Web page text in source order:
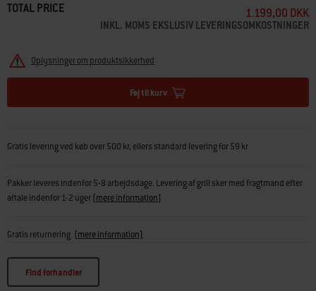
TOTAL PRICE 1.199,00 DKK
INKL. MOMS EKSLUSIV LEVERINGSOMKOSTNINGER
Oplysninger om produktsikkerhed
Føj til kurv
Gratis levering ved køb over 500 kr, ellers standard levering for 59 kr
Pakker leveres indenfor 5-8 arbejdsdage. Levering af grill sker med fragtmand efter
aftale indenfor 1-2 uger(mere information)
Gratis returnering (mere information)
Find forhandler